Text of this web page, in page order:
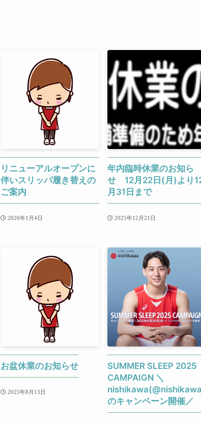
リニューアルオープンに
伴いスリッパ履き替えの
ご案内
2026年1月4日
年内臨時休業のお知ら
せ 12月22日(月)より
月31日まで
2025年12月21日
お盆休業のお知らせ
2025年8月13日
SUMMER SLEEP 2025
CAMPAIGN ＼
のキャンペーン開催／